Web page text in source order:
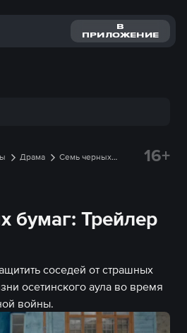
В
ПРИЛОЖЕНИЕ
Драма
Семь черных
16+
бумаг: Трейлер
соседей от страшных
осетинского аула во время
войны.